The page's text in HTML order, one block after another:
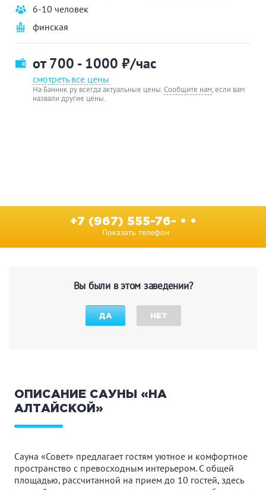
6-10 человек
финская
от 700 - 1000 ₽/час
смотреть все цены
На Банник.ру всегда актуальные цены.Сообщите нам, если вам
назвали другие цены.
+7 (967) 555-76- • •
Показать телефон
ОПИСАНИЕ САУНЫ «НА
АЛТАЙСКОЙ»
Сауна «Совет» предлагает гостям уютное и комфортное
пространство с превосходным интерьером. С общей
площадью, рассчитанной на прием до 10 гостей, здесь
Вы были в этом заведении?
ДА НЕТ